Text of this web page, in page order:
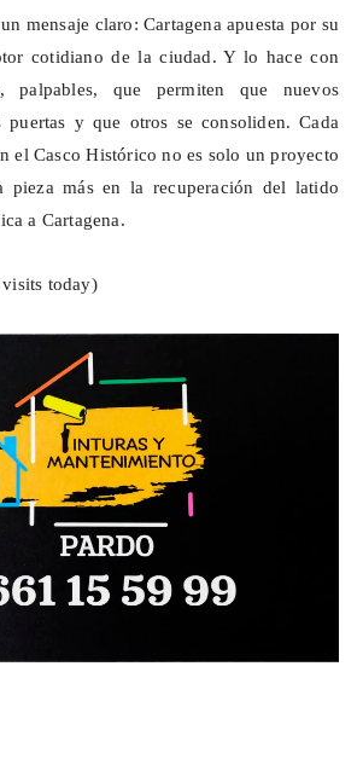
mensaje claro: Cartagena apuesta por su
cotidiano de la ciudad. Y lo hace con
palpables, que permiten que nuevos
puertas y que otros se consoliden. Cada
el Casco Histórico no es solo un proyecto
pieza más en la recuperación del latido
a Cartagena.
today)